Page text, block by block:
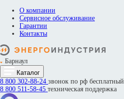
О компании
Сервисное обслуживание
Гарантии
Контакты
Барнаул
Каталог
8 800 302-88-24 звонок по рф бесплатный
8 800 511-58-45 техническая поддержка